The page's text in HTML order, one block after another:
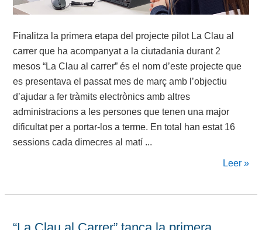
Finalitza la primera etapa del projecte pilot La Clau al
carrer que ha acompanyat a la ciutadania durant 2
mesos “La Clau al carrer” és el nom d’este projecte que
es presentava el passat mes de març amb l’objectiu
d’ajudar a fer tràmits electrònics amb altres
administracions a les persones que tenen una major
dificultat per a portar-los a terme. En total han estat 16
sessions cada dimecres al matí ...
Leer »